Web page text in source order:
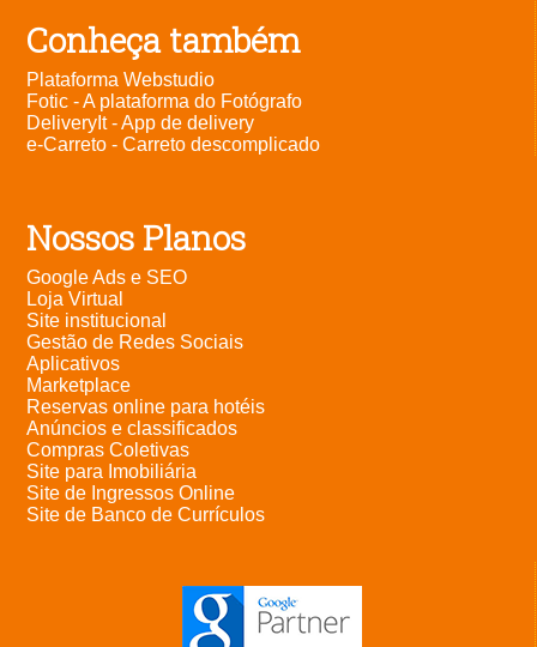
Conheça também
Plataforma Webstudio
Fotic - A plataforma do Fotógrafo
DeliveryIt - App de delivery
e-Carreto - Carreto descomplicado
Nossos Planos
Google Ads e SEO
Loja Virtual
Site institucional
Gestão de Redes Sociais
Aplicativos
Marketplace
Reservas online para hotéis
Anúncios e classificados
Compras Coletivas
Site para Imobiliária
Site de Ingressos Online
Site de Banco de Currículos